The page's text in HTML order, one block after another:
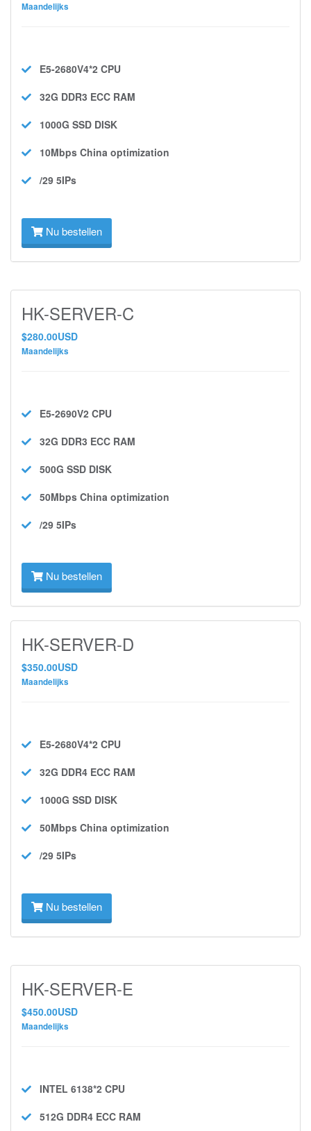
Maandelijks
E5-2680V4*2 CPU
32G DDR3 ECC RAM
1000G SSD DISK
10Mbps China optimization
/29 5IPs
Nu bestellen
HK-SERVER-C
$280.00USD
Maandelijks
E5-2690V2 CPU
32G DDR3 ECC RAM
500G SSD DISK
50Mbps China optimization
/29 5IPs
Nu bestellen
HK-SERVER-D
$350.00USD
Maandelijks
E5-2680V4*2 CPU
32G DDR4 ECC RAM
1000G SSD DISK
50Mbps China optimization
/29 5IPs
Nu bestellen
HK-SERVER-E
$450.00USD
Maandelijks
INTEL 6138*2 CPU
512G DDR4 ECC RAM